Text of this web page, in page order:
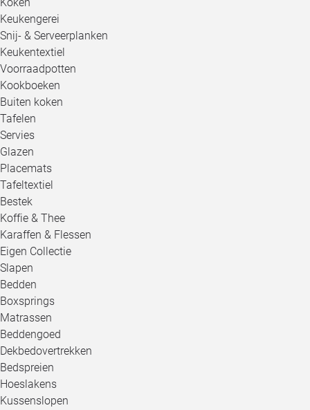
Keukengerei
Snij- & Serveerplanken
Keukentextiel
Voorraadpotten
Kookboeken
Buiten koken
Tafelen
Servies
Glazen
Placemats
Tafeltextiel
Bestek
Koffie & Thee
Karaffen & Flessen
Eigen Collectie
Slapen
Bedden
Boxsprings
Matrassen
Beddengoed
Dekbedovertrekken
Bedspreien
Hoeslakens
Kussenslopen